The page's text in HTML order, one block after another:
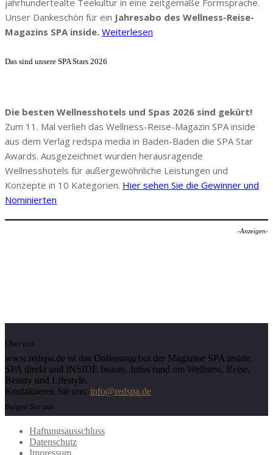
Unser Dankeschön für ein Jahresabo des Wellness-Reise-
Magazins SPA inside. Weiterlesen
Das sind unsere SPA Stars 2026
Die besten Wellnesshotels und Spas 2026 sind gekürt!
Zum 11. Mal verlieh das Wellness-Reise-Magazin SPA inside
aus dem Verlag redspa media in Baden-Baden die SPA Star
Awards. Ausgezeichnet wurden herausragende
Wellnesshotels für außergewöhnliche Leistungen und
Konzepte in 10 Kategorien. Hier sehen Sie die Gewinner und
Nominierten
-Anzeigen-
Über uns
www.redspa.de ist das Onlineangebot der Magazine SPA inside,
SPA direkt und INSIDE beauty. Infos rund um Wellness, Reise,
Beauty und Lifestyle.
Kontaktieren Sie uns: info@redspa.de
Folgen Sie uns
Haftungsausschluss
Datenschutz
Impressum